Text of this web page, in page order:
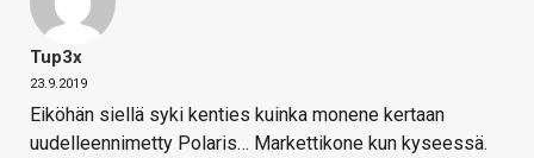
Tup3x
23.9.2019
Eiköhän siellä syki kenties kuinka monene kertaan
uudelleennimetty Polaris… Markettikone kun kyseessä.